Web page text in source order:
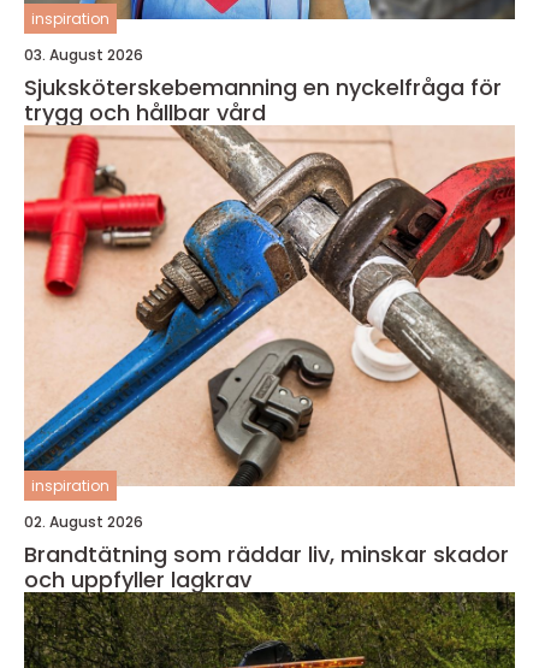
inspiration
03. August 2026
Sjuksköterskebemanning en nyckelfråga för
trygg och hållbar vård
inspiration
02. August 2026
Brandtätning som räddar liv, minskar skador
och uppfyller lagkrav